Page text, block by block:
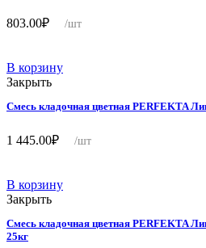
803.00₽ /шт
В корзину
Закрыть
Смесь кладочная цветная PERFEKTA
1 445.00₽ /шт
В корзину
Закрыть
Смесь кладочная цветная PERFEKTA
25кг